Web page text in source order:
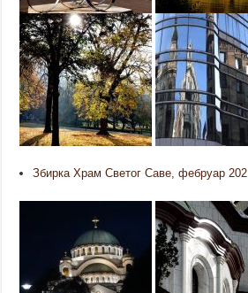
Збирка Храм Светог Саве, фебруар